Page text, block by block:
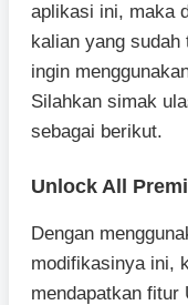
aplikasi ini, maka
kalian yang sudah
ingin
Silahkan simak
sebagai berikut.
Unlock All
Dengan
modifikasinya ini,
mendapatkan fitur